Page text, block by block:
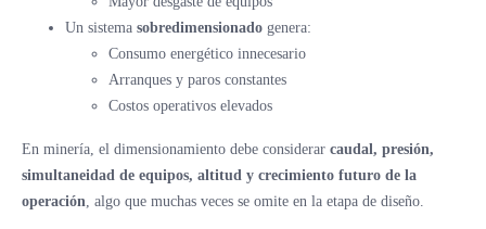
Un sistema sobredimensionado genera:
Consumo energético innecesario
Arranques y paros constantes
Costos operativos elevados
En minería, el dimensionamiento debe considerar caudal, presión,
simultaneidad de equipos, altitud y crecimiento futuro de la
operación , algo que muchas veces se omite en la etapa de diseño.